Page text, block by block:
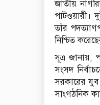
জাতীয়
পাটওয়ারী।
তাঁর
নিশ্চিত
সূত্র জানায়,
সংসদ
সরকারের যুব
সাংগঠনিক